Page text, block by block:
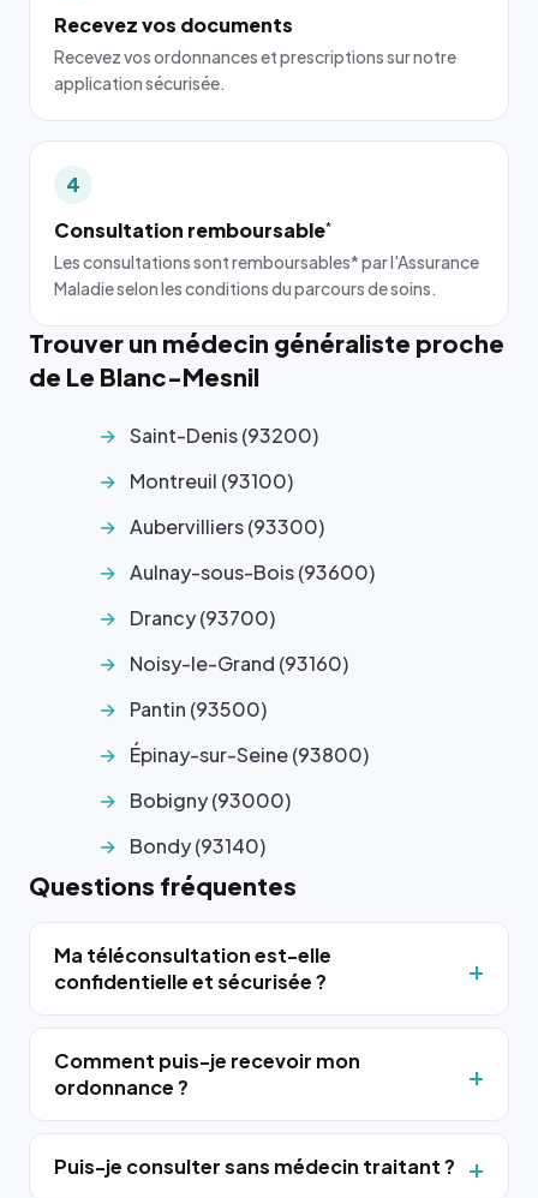
Recevez vos documents
Recevez vos ordonnances et prescriptions sur notre
application sécurisée.
4
Consultation remboursable*
Les consultations sont remboursables* par l'Assurance
Maladie selon les conditions du parcours de soins.
Trouver un médecin généraliste proche
de Le Blanc-Mesnil
Saint-Denis (93200)
Montreuil (93100)
Aubervilliers (93300)
Aulnay-sous-Bois (93600)
Drancy (93700)
Noisy-le-Grand (93160)
Pantin (93500)
Épinay-sur-Seine (93800)
Bobigny (93000)
Bondy (93140)
Questions fréquentes
Ma téléconsultation est-elle
confidentielle et sécurisée ?
Comment puis-je recevoir mon
ordonnance ?
Puis-je consulter sans médecin traitant ?